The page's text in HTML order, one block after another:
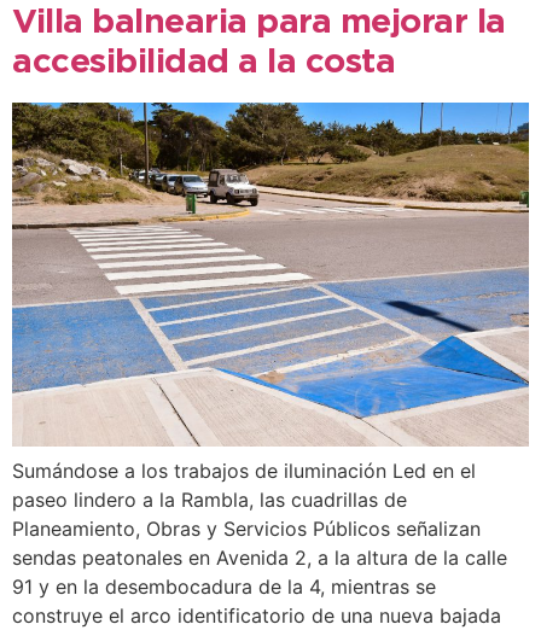
Villa balnearia para mejorar la
accesibilidad a la costa
Sumándose a los trabajos de iluminación Led en el
paseo lindero a la Rambla, las cuadrillas de
Planeamiento, Obras y Servicios Públicos señalizan
sendas peatonales en Avenida 2, a la altura de la calle
91 y en la desembocadura de la 4, mientras se
construye el arco identificatorio de una nueva bajada